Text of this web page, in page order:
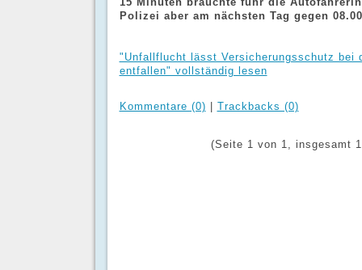
Polizei aber am nächsten Tag gegen
"Unfallflucht lässt Versicherungsschutz bei
entfallen" vollständig lesen
Kommentare (0) Trackbacks (0)
(Seite 1 von 1, insgesamt